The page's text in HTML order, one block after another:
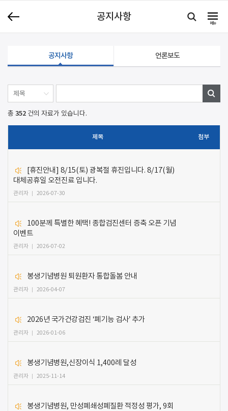
공지사항
메뉴
공지사항 언론보도
총 352 건의 자료가 있습니다.
제목 첨부
[휴진안내] 8/15(토) 광복절 휴진입니다. 8/17(월)
대체공휴일 오전진료 입니다.
관리자 2026-07-30
100분께 특별한 혜택! 종합검진센터 증축 오픈 기념
이벤트
관리자 2026-07-02
봉생기념병원 퇴원환자 통합돌봄 안내
관리자 2026-04-07
2026년 국가건강검진 ‘폐기능 검사’ 추가
관리자 2026-01-06
봉생기념병원,신장이식 1,400례 달성
관리자 2025-11-14
봉생기념병원, 만성폐쇄성폐질환 적정성 평가, 9회